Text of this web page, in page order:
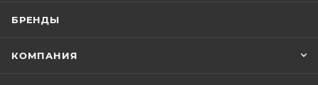
БРЕНДЫ
КОМПАНИЯ